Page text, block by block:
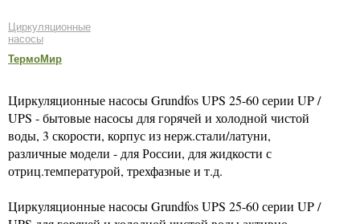
Циркуляционные
насосы
ТермоМир
Циркуляционные насосы Grundfos UPS 25-60 серии UP /
UPS - бытовые насосы для горячей и холодной чистой
воды, 3 скорости, корпус из нерж.стали/латуни,
различные модели - для России, для жидкости с
отриц.температурой, трехфазные и т.д.
Циркуляционные насосы Grundfos UPS 25-60 серии UP /